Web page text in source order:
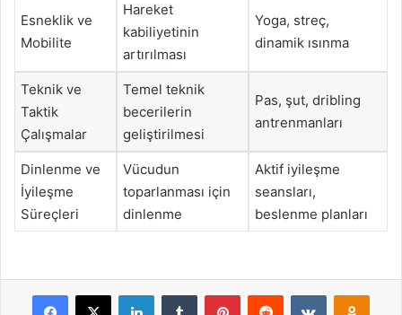
Esneklik ve
Mobilite
Hareket
kabiliyetinin
artırılması
Yoga, streç,
dinamik ısınma
Teknik ve
Taktik
Çalışmalar
Temel teknik
becerilerin
geliştirilmesi
Pas, şut, dribling
antrenmanları
Dinlenme ve
İyileşme
Süreçleri
Vücudun
toparlanması için
dinlenme
Aktif iyileşme
seansları,
beslenme planları
Facebook
X LinkedInTumblr PinterestReddit VKontakte